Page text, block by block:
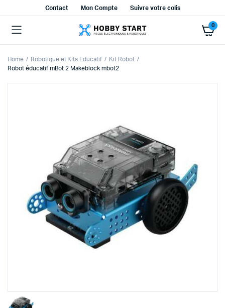
Contact Mon Compte Suivre votre colis
0
Home Robotique et Kits Educatif
Kit Robot
Robot éducatif mBot 2 Makeblock mbot2